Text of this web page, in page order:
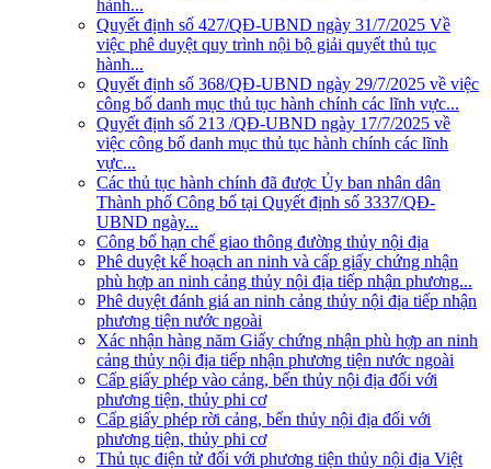
hành...
Quyết định số 427/QĐ-UBND ngày 31/7/2025 Về
việc phê duyệt quy trình nội bộ giải quyết thủ tục
hành...
Quyết định số 368/QĐ-UBND ngày 29/7/2025 về việc
công bố danh mục thủ tục hành chính các lĩnh vực...
Quyết định số 213 /QĐ-UBND ngày 17/7/2025 về
việc công bố danh mục thủ tục hành chính các lĩnh
vực...
Các thủ tục hành chính đã được Ủy ban nhân dân
Thành phố Công bố tại Quyết định số 3337/QĐ-
UBND ngày...
Công bố hạn chế giao thông đường thủy nội địa
Phê duyệt kế hoạch an ninh và cấp giấy chứng nhận
phù hợp an ninh cảng thủy nội địa tiếp nhận phương...
Phê duyệt đánh giá an ninh cảng thủy nội địa tiếp nhận
phương tiện nước ngoài
Xác nhận hàng năm Giấy chứng nhận phù hợp an ninh
cảng thủy nội địa tiếp nhận phương tiện nước ngoài
Cấp giấy phép vào cảng, bến thủy nội địa đối với
phương tiện, thủy phi cơ
Cấp giấy phép rời cảng, bến thủy nội địa đối với
phương tiện, thủy phi cơ
Thủ tục điện tử đối với phương tiện thủy nội địa Việt